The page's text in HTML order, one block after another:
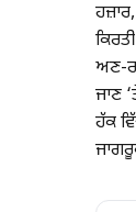
ਅਣ-
ਜਾਣ
ਹੱਕ